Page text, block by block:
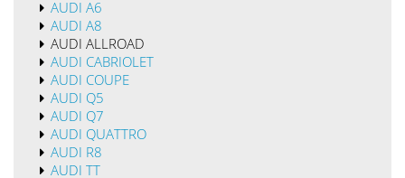
De vanzare termoflot AUDI ALLROAD sh
Grupa piese: Anexe motor